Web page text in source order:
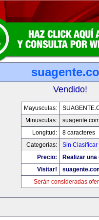
Vendido!
Mayusculas:
Minusculas:
Longitud:
8 caracteres
Categorias:
Sin Clasificar
Precio:
Realizar
Visitar!
Serán consideradas